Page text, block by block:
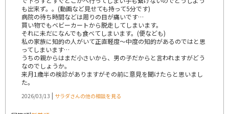
も出来ず。。(動画など見せても持って5分です)
病院の待ち時間などは周りの目が痛いです…
買い物でもベビーカートから脱走してしまいます。
それに未だになんでも食べてしまいます。(便なども)
私の家族に知的の人がいて正直軽度〜中度の知的があるのではと思
ってしまいます…
うちの親からはまだ小さいから、男の子だからと言われますがどう
なのでしょうか。
来月1歳半の検診がありますがその前に意見を聞けたらと思いまし
た。
2026/03/13 | サラダさんの他の相談を見る